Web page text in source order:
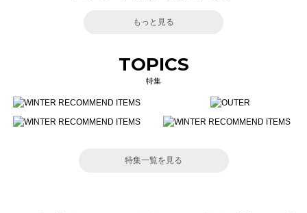
もっと見る
TOPICS
特集
特集一覧を見る